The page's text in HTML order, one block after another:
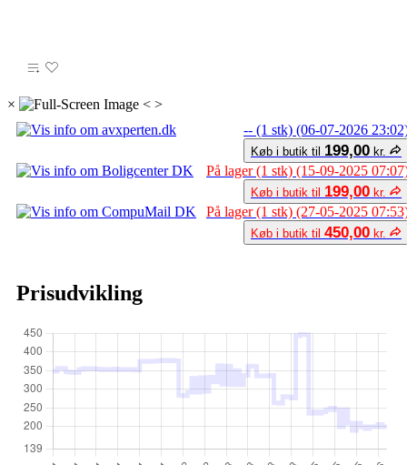
× < >
-- (1 stk) (06-07-2026
Køb i butik til 199,00 kr.
På lager (1 stk) (15-09-2025
Køb i butik til 199,00 kr.
På lager (1 stk) (27-05-2025
Køb i butik til 450,00 kr.
Prisudvikling